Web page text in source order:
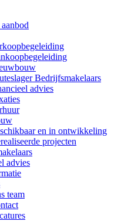
Bedrijfsmakelaars
advies
en in ontwikkeling
projecten
advies
team